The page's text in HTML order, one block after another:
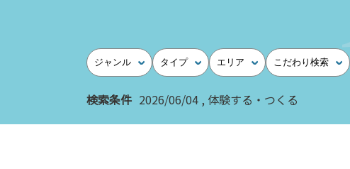
へ
ジャンル タイプ エリア こだわり検索
検索条件 2026/06/04 体験する・つくる